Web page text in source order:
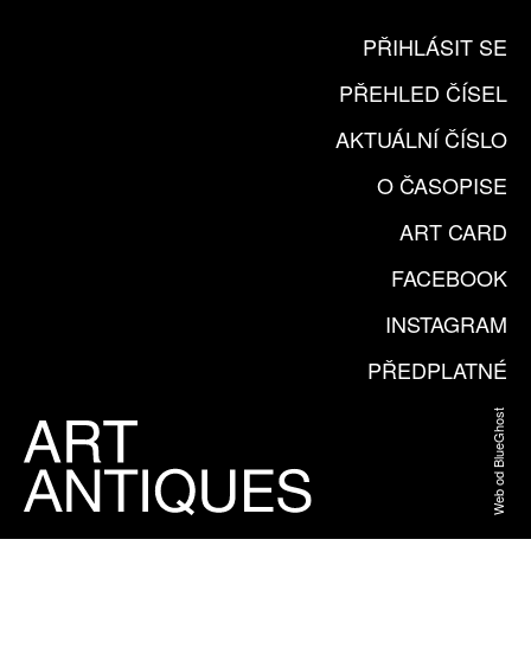
PŘIHLÁSIT SE
PŘEHLED ČÍSEL
AKTUÁLNÍ ČÍSLO
O ČASOPISE
ART CARD
FACEBOOK
INSTAGRAM
PŘEDPLATNÉ
Web od BlueGhost